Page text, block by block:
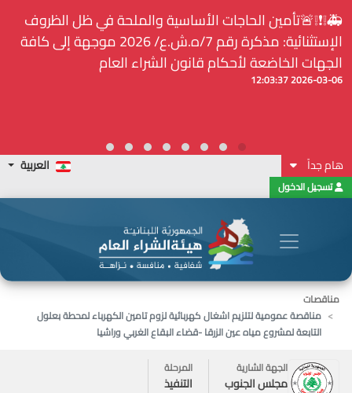
🚑❕❗❕🚨تأمين الحاجات الأساسية والملحة في ظل الظروف
الإستثنائية: مذكرة رقم 7/ه.ش.ع/ 2026 موجهة إلى كافة
الجهات الخاضعة لأحكام قانون الشراء العام
2026-03-06 12:03:37
هام جداً العربية
تسجيل الدخول
مناقصات
مناقصة عمومية لتلزيم اشغال كهربائية لزوم تامين الكهرباء لمحطة بعلول
التابعة لمشروع مياه عين الزرقا -قضاء البقاع الغربي وراشيا
الجهة الشارية
مجلس الجنوب
المرحلة
التنفيذ